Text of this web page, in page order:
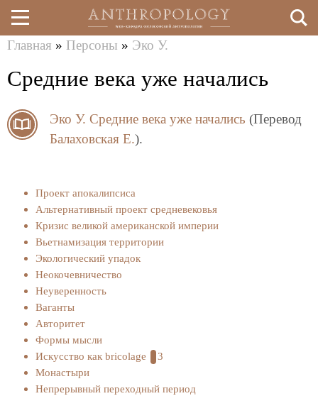
Перейти
к
содержанию
здесь
Главная » Персоны » Эко У.
Средние века уже начались
Эко У. Средние века уже начались (Перевод
Балаховская Е.).
Проект апокалипсиса
Альтернативный проект средневековья
Кризис великой американской империи
Вьетнамизация территории
Экологический упадок
Неокочевничество
Неуверенность
Ваганты
Авторитет
Формы мысли
Искусство как bricolage
3
Монастыри
Непрерывный переходный период